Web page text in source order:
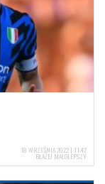
18 WRZEŚNIA 2022 | 11:42
BŁAŻEJ MAŁOLEPSZY